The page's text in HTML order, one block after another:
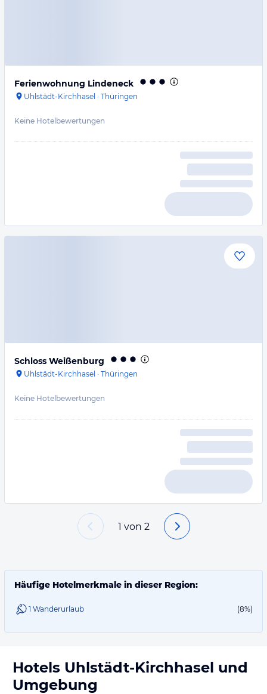
Ferienwohnung Lindeneck
Uhlstädt-Kirchhasel · Thüringen
Keine Hotelbewertungen
Schloss Weißenburg
Uhlstädt-Kirchhasel · Thüringen
Keine Hotelbewertungen
1 von 2
Häufige Hotelmerkmale in dieser Region:
1 Wanderurlaub (8%)
Hotels Uhlstädt-Kirchhasel und
Umgebung